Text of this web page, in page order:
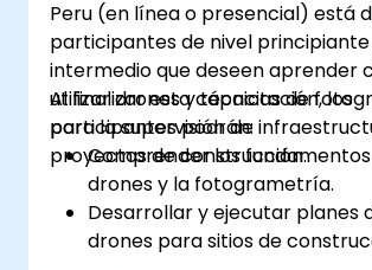
Peru (en línea o presencial) está
participantes de nivel
intermedio que deseen aprender
utilizar drones y técnicas de
para la supervisión de
proyectos de construcción.
Al finalizar esta capacitación, los
participantes podrán:
Comprender los
drones y la fotogrametría.
Desarrollar y ejecutar planes
drones para sitios de